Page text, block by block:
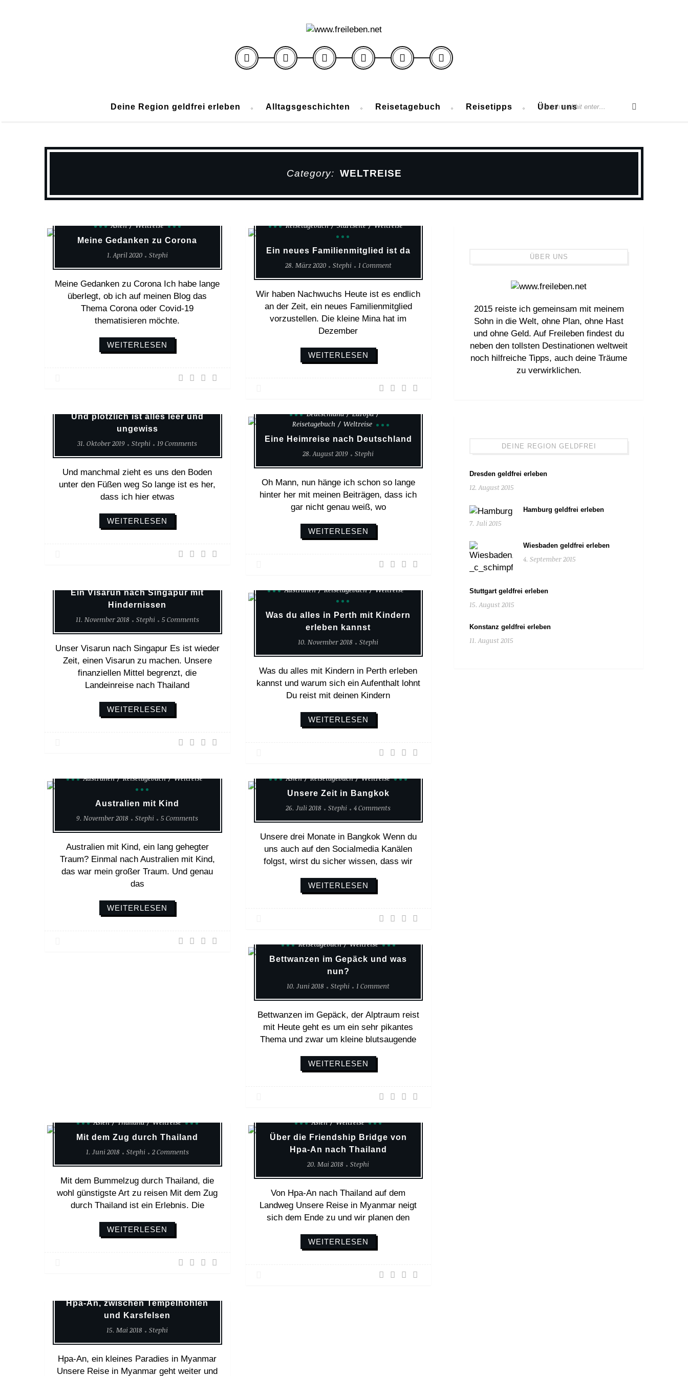
Deine Region geldfrei erleben Alltagsgeschichten Reisetagebuch Reisetipps Über uns
Category: WELTREISE
Asien Weltreise
Meine Gedanken zu Corona
1. April 2020 Stephi
Meine Gedanken zu Corona Ich habe lange
überlegt, ob ich auf meinen Blog das
Thema Corona oder Covid-19
thematisieren möchte.
WEITERLESEN
Reisetagebuch Startseite Weltreise
Ein neues Familienmitglied ist da
28. März 2020 Stephi 1 Comment
Wir haben Nachwuchs Heute ist es endlich
an der Zeit, ein neues Familienmitglied
vorzustellen. Die kleine Mina hat im
Dezember
WEITERLESEN
Und plötzlich ist alles leer und
ungewiss
31. Oktober 2019 Stephi 19 Comments
Und manchmal zieht es uns den Boden
unter den Füßen weg So lange ist es her,
dass ich hier etwas
WEITERLESEN
Deutschland
Europa
Reisetagebuch
Weltreise
Eine Heimreise nach Deutschland
28. August 2019 Stephi
Oh Mann, nun hänge ich schon so lange
hinter her mit meinen Beiträgen, dass ich
gar nicht genau weiß, wo
WEITERLESEN
Ein Visarun nach Singapur mit
Hindernissen
11. November 2018 Stephi 5 Comments
Unser Visarun nach Singapur Es ist wieder
Zeit, einen Visarun zu machen. Unsere
finanziellen Mittel begrenzt, die
Landeinreise nach Thailand
WEITERLESEN
Australien Reisetagebuch Weltreise
Was du alles in Perth mit Kindern
erleben kannst
10. November 2018 Stephi
Was du alles mit Kindern in Perth erleben
kannst und warum sich ein Aufenthalt lohnt
Du reist mit deinen Kindern
WEITERLESEN
Australien Reisetagebuch Weltreise
Australien mit Kind
9. November 2018 Stephi 5 Comments
Australien mit Kind, ein lang gehegter
Traum? Einmal nach Australien mit Kind,
das war mein großer Traum. Und genau
das
WEITERLESEN
Asien Reisetagebuch Weltreise
Unsere Zeit in Bangkok
26. Juli 2018 Stephi 4 Comments
Unsere drei Monate in Bangkok Wenn du
uns auch auf den Socialmedia Kanälen
folgst, wirst du sicher wissen, dass wir
WEITERLESEN
Reisetagebuch Weltreise
Bettwanzen im Gepäck und was
nun?
10. Juni 2018 Stephi 1 Comment
Bettwanzen im Gepäck, der Alptraum reist
mit Heute geht es um ein sehr pikantes
Thema und zwar um kleine blutsaugende
WEITERLESEN
Asien Thailand Weltreise
Mit dem Zug durch Thailand
1. Juni 2018 Stephi 2 Comments
Mit dem Bummelzug durch Thailand, die
wohl günstigste Art zu reisen Mit dem Zug
durch Thailand ist ein Erlebnis. Die
WEITERLESEN
Asien Weltreise
Über die Friendship Bridge von
Hpa-An nach Thailand
20. Mai 2018 Stephi
Von Hpa-An nach Thailand auf dem
Landweg Unsere Reise in Myanmar neigt
sich dem Ende zu und wir planen den
WEITERLESEN
Hpa-An, zwischen Tempelhöhlen
und Karsfelsen
15. Mai 2018 Stephi
Hpa-An, ein kleines Paradies in Myanmar
Unsere Reise in Myanmar geht weiter und
ÜBER UNS
2015 reiste ich gemeinsam mit meinem
Sohn in die Welt, ohne Plan, ohne Hast
und ohne Geld. Auf Freileben findest du
neben den tollsten Destinationen weltweit
noch hilfreiche Tipps, auch deine Träume
zu verwirklichen.
DEINE REGION GELDFREI
Dresden geldfrei erleben
12. August 2015
Hamburg geldfrei erleben
7. Juli 2015
Wiesbaden geldfrei erleben
4. September 2015
Stuttgart geldfrei erleben
15. August 2015
Konstanz geldfrei erleben
11. August 2015